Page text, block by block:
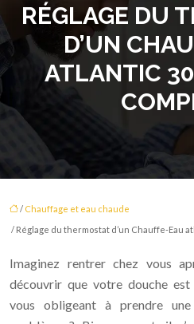
RÉGLAGE DU
D’UN
ATLANTIC
/ Chauffage et eau chaude
/ Réglage du thermostat d’un Chauffe-Eau
Imaginez rentrer chez vous
découvrir que votre douche
vous obligeant à prendre